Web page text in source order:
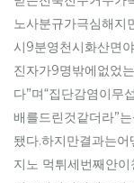
노사분규가극심해지
시9분영천시화산면
진자가9명밖에없었
다”며“집단감염이무
배를드린것같더라”
됐다.하지만결과는
지노 먹튀세번째안이